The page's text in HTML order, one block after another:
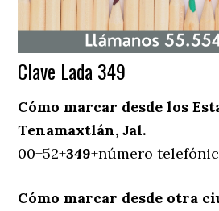
Clave Lada 349
Cómo marcar desde los
Tenamaxtlán, Jal.
00+52+349+número
Cómo marcar desde otra